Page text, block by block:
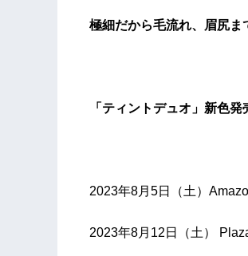
極細だから毛流れ、眉尻ま
「ティントデュオ」新色
2023年8月5日（土）
2023年8月12日（土）